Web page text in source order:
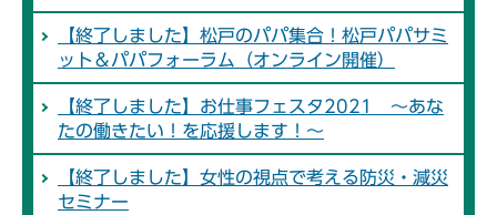
【終了しました】松戸のパパ集合！松戸パパサミ
ット＆パパフォーラム（オンライン開催）
【終了しました】お仕事フェスタ2021 ～あな
たの働きたい！を応援します！～
【終了しました】女性の視点で考える防災・減災
セミナー